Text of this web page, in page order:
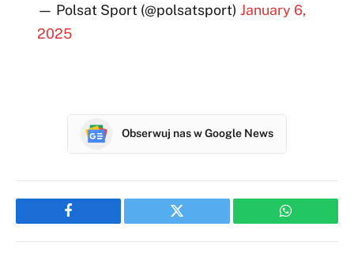
— Polsat Sport (@polsatsport) January 6,
2025
Obserwuj nas w Google News
Facebook Twitter WhatsApp